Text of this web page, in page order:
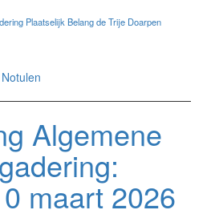
Plaatselijk Belang de Trije Doarpen
Notulen
Algemene
maart 2026